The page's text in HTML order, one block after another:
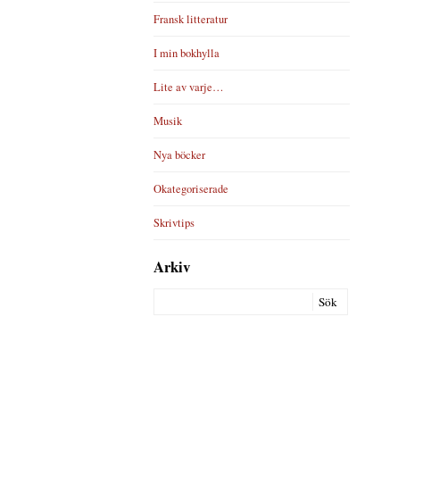
Fransk litteratur
I min bokhylla
Lite av varje…
Musik
Nya böcker
Okategoriserade
Skrivtips
Arkiv